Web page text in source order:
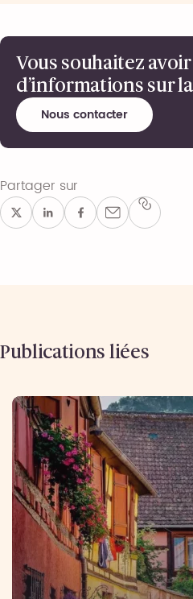
Vous souhaitez
d’informations sur
Nous contacter
Partager sur
Publications liées